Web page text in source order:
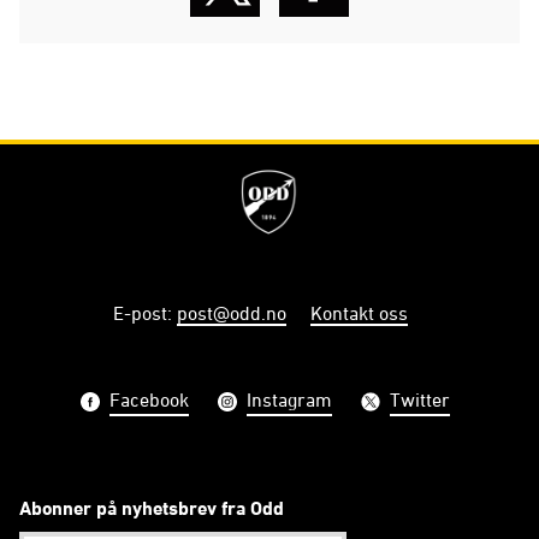
E-post: post@odd.no Kontakt oss
Facebook Instagram Twitter
Abonner på nyhetsbrev fra Odd